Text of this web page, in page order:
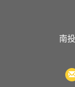
南